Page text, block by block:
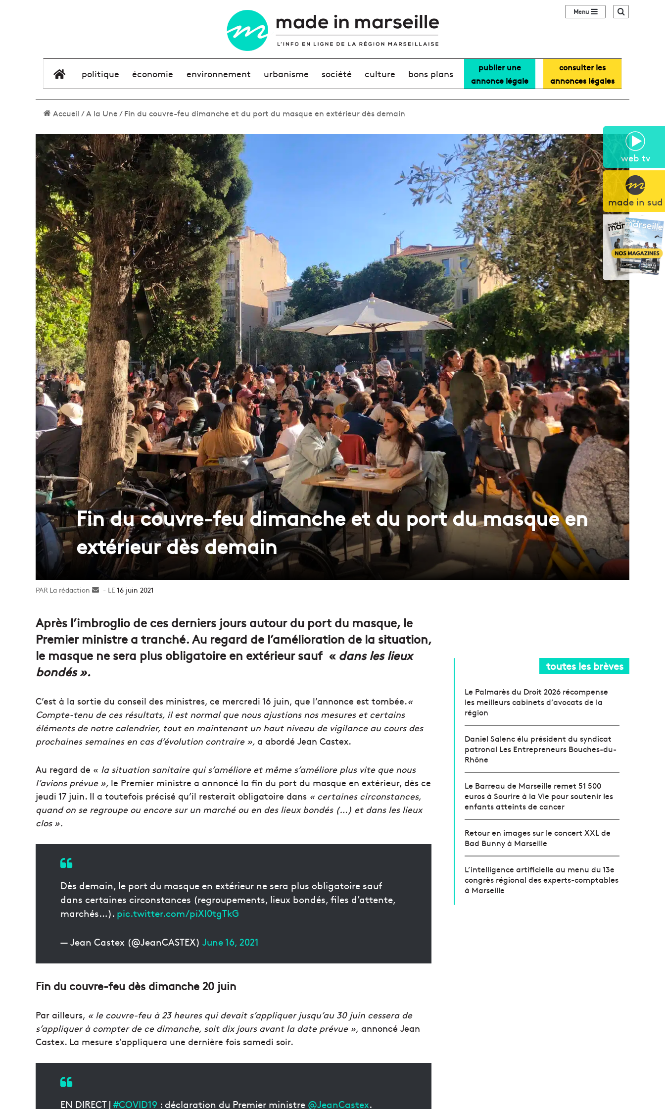
web tv
made in sud
Sidebar (barre
élément de menu
politique économie environnement urbanisme société culture bons plans
publier une
annonce légale
consulter les
annonces légales
Accueil/A la Une/Fin du couvre-feu dimanche et du port du masque en extérieur dès demain
Fin du couvre-feu dimanche et du port du masque en
extérieur dès demain
La rédaction
Envoyer16 juin 2021
Après l’imbroglio de ces derniers jours autour du port du masque, le
Premier ministre a tranché. Au regard de l’amélioration de la situation,
le masque ne sera plus obligatoire en extérieur sauf « dans les lieux
bondés ».
C’est à la sortie du conseil des ministres, ce mercredi 16 juin, que l’annonce est tombée.«
Compte-tenu de ces résultats, il est normal que nous ajustions nos mesures et certains
éléments de notre calendrier, tout en maintenant un haut niveau de vigilance au cours des
prochaines semaines en cas d’évolution contraire », a abordé Jean Castex.
Au regard de « la situation sanitaire qui s’améliore et même s’améliore plus vite que nous
l’avions prévue », le Premier ministre a annoncé la fin du port du masque en extérieur, dès ce
jeudi 17 juin. Il a toutefois précisé qu’il resterait obligatoire dans « certaines circonstances,
quand on se regroupe ou encore sur un marché ou en des lieux bondés (…) et dans les lieux
clos ».
Dès demain, le port du masque en extérieur ne sera plus obligatoire sauf
dans certaines circonstances (regroupements, lieux bondés, files d’attente,
marchés…). pic.twitter.com/piXl0tgTkG
— Jean Castex (@JeanCASTEX) June 16, 2021
Fin du couvre-feu dès dimanche 20 juin
Par ailleurs, « le couvre-feu à 23 heures qui devait s’appliquer jusqu’au 30 juin cessera de
s’appliquer à compter de ce dimanche, soit dix jours avant la date prévue », annoncé Jean
Castex. La mesure s’appliquera une dernière fois samedi soir.
EN DIRECT |#COVID19 : déclaration du Premier ministre @JeanCastex.
toutes les brèves
Le Palmarès du Droit 2026 récompense
les meilleurs cabinets d’avocats de la
région
Daniel Salenc élu président du syndicat
patronal Les Entrepreneurs Bouches-du-
Rhône
Le Barreau de Marseille remet 51 500
euros à Sourire à la Vie pour soutenir les
enfants atteints de cancer
Retour en images sur le concert XXL de
Bad Bunny à Marseille
L’intelligence artificielle au menu du 13e
congrès régional des experts-comptables
à Marseille